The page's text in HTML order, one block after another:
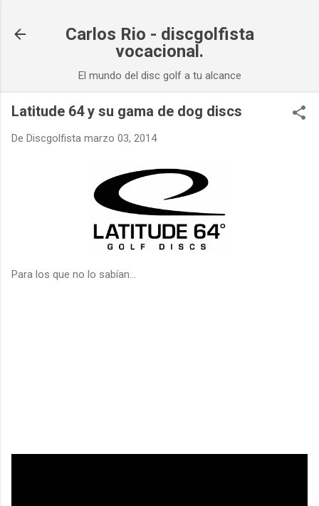
Carlos Rio - discgolfista
vocacional.
El mundo del disc golf a tu alcance
Latitude 64 y su gama de dog discs
De Discgolfista marzo 03, 2014
Para los que no lo sabían...